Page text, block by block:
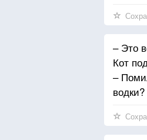
– Это
Кот
–